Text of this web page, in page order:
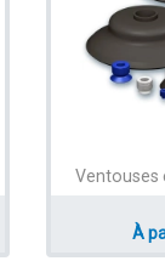
Ventouses
À